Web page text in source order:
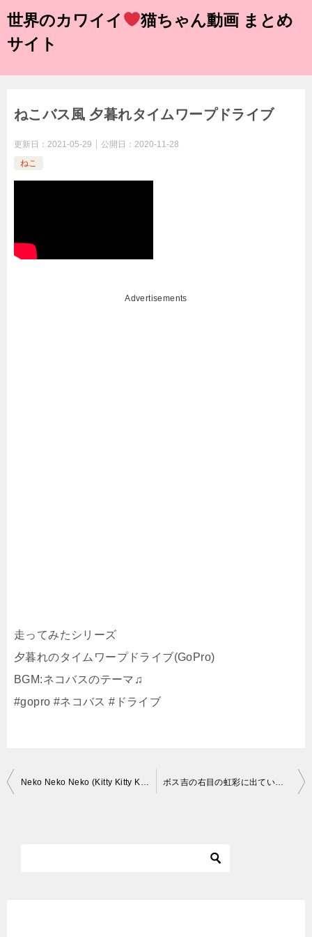
世界のカワイイ
猫ちゃん動画 まとめ
サイト
ねこバス風 夕暮れタイムワープドライブ
更新日： 2021-05-29 公開日： 2020-11-28
ねこ
Advertisements
走ってみたシリーズ
夕暮れのタイムワープドライブ(GoPro)
BGM:ネコバスのテーマ♫
#gopro #ネコバス #ドライブ
投
Neko Neko Neko (Kitty Kitty Kitty) ボス吉の右目の虹彩に出ているシミについて精密検査を行った結果、驚くべき事が分かりました…